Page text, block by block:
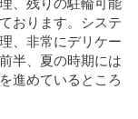
おります。システ
、非常にデリケー
半、夏の時期には
進めているところ